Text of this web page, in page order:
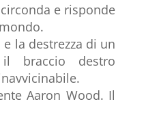
e risponde
la destrezza di un
braccio destro
Aaron Wood. Il